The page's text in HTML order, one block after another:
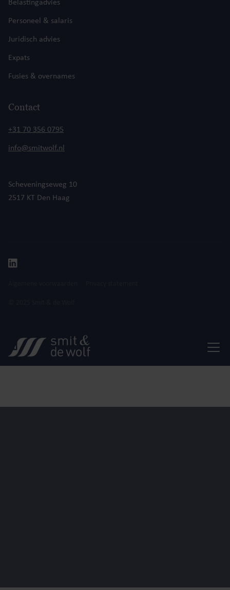
Belastingadvies
Personeel & salaris
Juridisch advies
Expats
Fusies & overnames
Contact
+31 70 356 0795
info@smitwolf.nl
Scheveningseweg 10
2517 KT Den Haag